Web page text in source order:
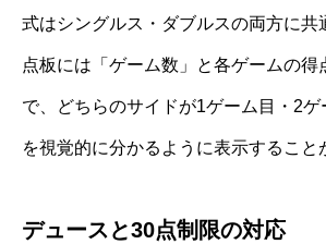
式はシングルス・ダブルスの両方に共
点板には「ゲーム数」と各ゲームの得
で、どちらのサイドが1ゲーム目・2
を視覚的に分かるように表示すること
デュースと30点制限の対応